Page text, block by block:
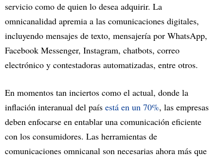
servicio como de quien lo desea adquirir. La
omnicanalidad apremia a las comunicaciones digitales,
incluyendo mensajes de texto, mensajería por WhatsApp,
Facebook Messenger, Instagram, chatbots, correo
electrónico y contestadoras automatizadas, entre otros.
En momentos tan inciertos como el actual, donde la
inflación interanual del país está en un 70%, las empresas
deben enfocarse en entablar una comunicación eficiente
con los consumidores. Las herramientas de
comunicaciones omnicanal son necesarias ahora más que